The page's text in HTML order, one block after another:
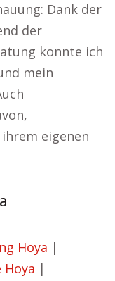
Dank der
der
konnte ich
mein
eigenen
Hoya |
Hoya |